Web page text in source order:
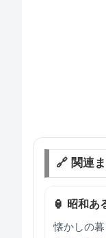
🔗 関連
🏮 昭和あ
懐かしの暮